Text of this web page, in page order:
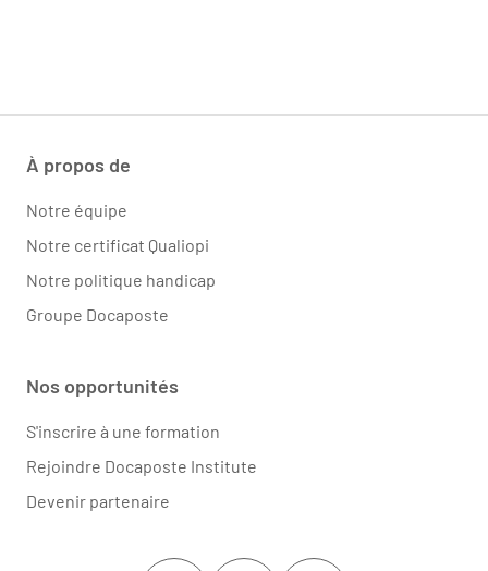
À propos de
Notre équipe
Notre certificat Qualiopi
Notre politique handicap
Groupe Docaposte
Nos opportunités
S'inscrire à une formation
Rejoindre Docaposte Institute
Devenir partenaire